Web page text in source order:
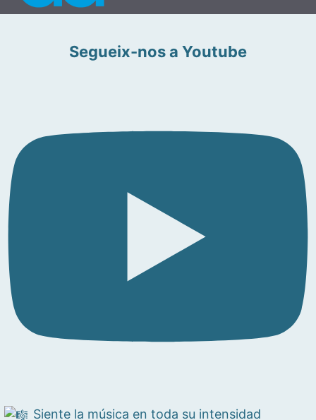
Segueix-nos a Youtube
Siente la música en toda su intensidad